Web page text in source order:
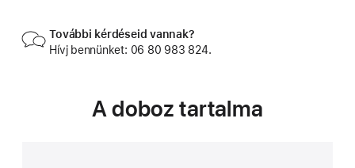
További kérdéseid vannak?
Hívj bennünket: 06 80 983 824.
A doboz tartalma